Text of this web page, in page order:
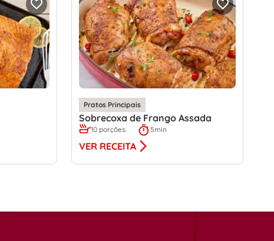
Pratos Principais
Sobrecoxa de Frango Assada
10 porções. 5min
VER RECEITA